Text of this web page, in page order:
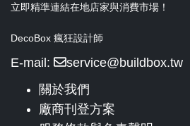
立即精準連結在地店家與消費市場！
DecoBox 瘋狂設計師
E-mail:
service@buildbox.tw
關於我們
廠商刊登方案